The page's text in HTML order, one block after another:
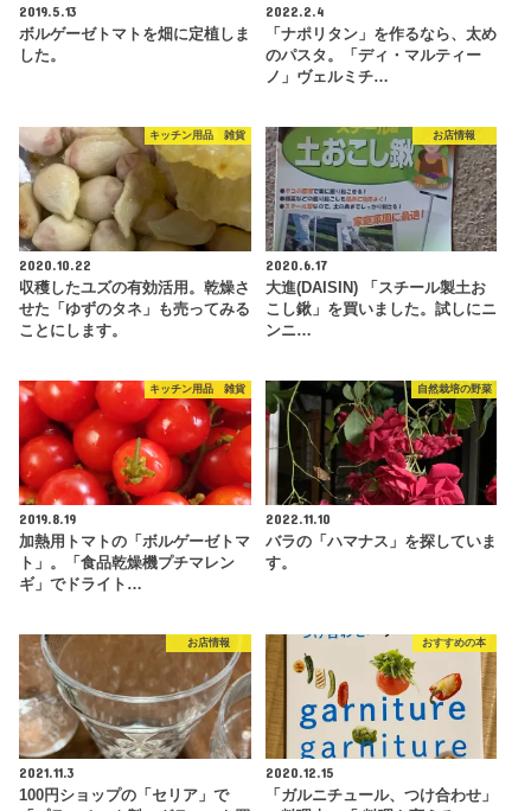
2019.5.13
ボルゲーゼトマトを畑に定植しま
した。
2022.2.4
「ナポリタン」を作るなら、太め
のパスタ。「ディ・マルティー
ノ」ヴェルミチ…
キッチン用品 雑貨
2020.10.22
収穫したユズの有効活用。乾燥さ
せた「ゆずのタネ」も売ってみる
ことにします。
お店情報
2020.6.17
大進(DAISIN) 「スチール製土お
こし鍬」を買いました。試しにニ
ンニ…
キッチン用品 雑貨
2019.8.19
加熱用トマトの「ボルゲーゼトマ
ト」。「食品乾燥機プチマレン
ギ」でドライト…
自然栽培の野菜
2022.11.10
バラの「ハマナス」を探していま
す。
お店情報
2021.11.3
100円ショップの「セリア」で
おすすめの本
2020.12.15
「ガルニチュール、つけ合わせ」